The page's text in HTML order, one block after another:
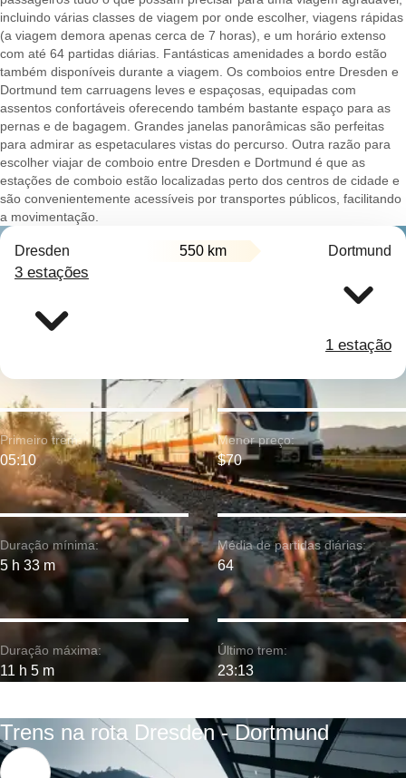
incluindo várias classes de viagem por onde escolher, viagens rápidas
(a viagem demora apenas cerca de 7 horas), e um horário extenso
com até 64 partidas diárias. Fantásticas amenidades a bordo estão
também disponíveis durante a viagem. Os comboios entre Dresden e
Dortmund tem carruagens leves e espaçosas, equipadas com
assentos confortáveis oferecendo também bastante espaço para as
pernas e de bagagem. Grandes janelas panorâmicas são perfeitas
para admirar as espetaculares vistas do percurso. Outra razão para
escolher viajar de comboio entre Dresden e Dortmund é que as
estações de comboio estão localizadas perto dos centros de cidade e
são convenientemente acessíveis por transportes públicos, facilitando
a movimentação.
Dresden 550 km Dortmund
3 estações
1 estação
Duração mínima:
5 h 33 m
Primeiro trem:
05:10
Duração máxima:
11 h 5 m
Menor preço:
$70
Média de partidas diárias:
64
Último trem:
23:13
Trens na rota Dresden - Dortmund